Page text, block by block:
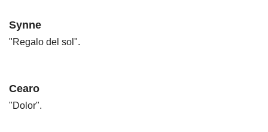
Synne
"Regalo del sol".
Cearo
"Dolor".